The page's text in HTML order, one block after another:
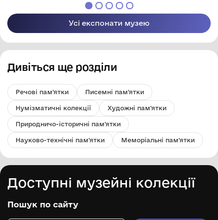
Усі експонати музею
Дивіться ще розділи
Речові пам'ятки Писемні пам'ятки
Нумізматичні колекції Художні пам'ятки
Природничо-історичні пам'ятки
Науково-технічні пам'ятки Меморіальні пам'ятки
Доступні музейні колекції
Пошук по сайту